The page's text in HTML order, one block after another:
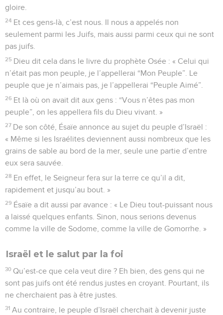
gloire.
24 Et ces gens-là, c’est nous. Il nous a appelés non
seulement parmi les Juifs, mais aussi parmi ceux qui ne sont
pas juifs.
25 Dieu dit cela dans le livre du prophète Osée : « Celui qui
n’était pas mon peuple, je l’appellerai “Mon Peuple”. Le
peuple que je n’aimais pas, je l’appellerai “Peuple Aimé”.
26 Et là où on avait dit aux gens : “Vous n’êtes pas mon
peuple”, on les appellera fils du Dieu vivant. »
27 De son côté, Ésaïe annonce au sujet du peuple d’Israël :
« Même si les Israélites deviennent aussi nombreux que les
grains de sable au bord de la mer, seule une partie d’entre
eux sera sauvée.
28 En effet, le Seigneur fera sur la terre ce qu’il a dit,
rapidement et jusqu’au bout. »
29 Ésaïe a dit aussi par avance : « Le Dieu tout-puissant nous
a laissé quelques enfants. Sinon, nous serions devenus
comme la ville de Sodome, comme la ville de Gomorrhe. »
Israël et le salut par la foi
30 Qu’est-ce que cela veut dire ? Eh bien, des gens qui ne
sont pas juifs ont été rendus justes en croyant. Pourtant, ils
ne cherchaient pas à être justes.
31 Au contraire, le peuple d’Israël cherchait à devenir juste